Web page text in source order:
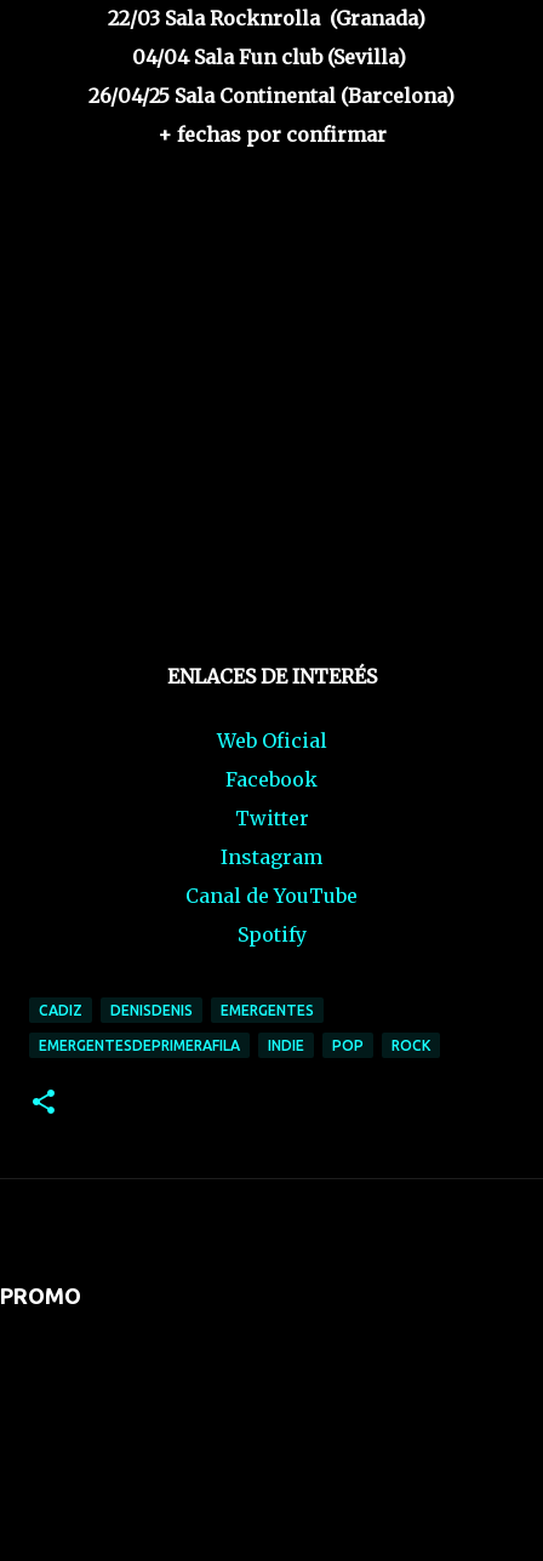
22/03 Sala Rocknrolla (Granada)
04/04 Sala Fun club (Sevilla)
26/04/25 Sala Continental (Barcelona)
+ fechas por confirmar
ENLACES DE INTERÉS
Web Oficial
Facebook
Twitter
Instagram
Canal de YouTube
Spotify
CADIZ DENISDENIS EMERGENTES
EMERGENTESDEPRIMERAFILA INDIE POP ROCK
PROMO